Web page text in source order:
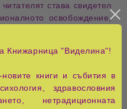
става свидетел
освобождение,
поколенията.
,наследството, личната
обществото преминават
Книжарница "Виделина"!
книги и събития в
здравословния
нетрадиционната